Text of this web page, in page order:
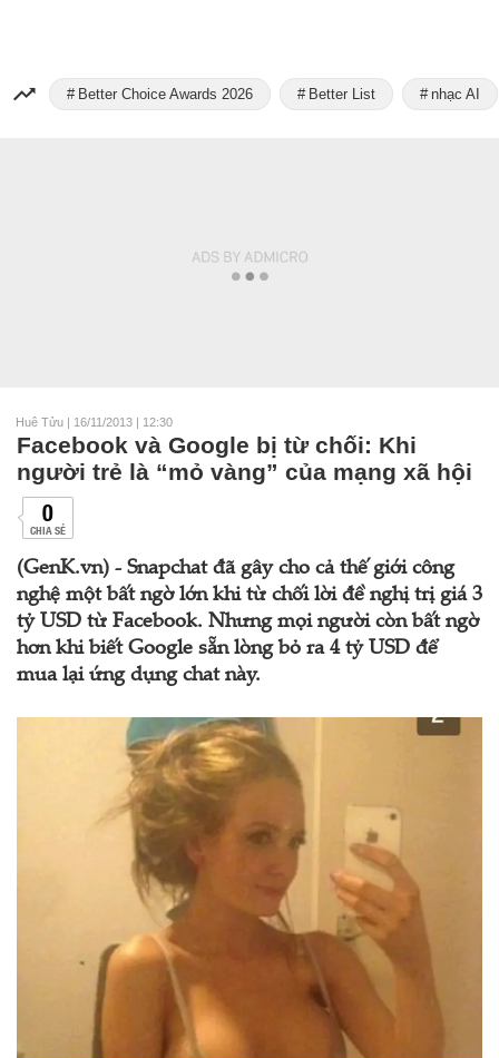
Better Choice Awards 2026 Better List nhạc AI
Huê Tửu | 16/11/2013 | 12:30
Facebook và Google bị từ chối: Khi
người trẻ là “mỏ vàng” của mạng xã hội
0
CHIA SẺ
(GenK.vn) - Snapchat đã gây cho cả thế giới công
nghệ một bất ngờ lớn khi từ chối lời đề nghị trị giá 3
tỷ USD từ Facebook. Nhưng mọi người còn bất ngờ
hơn khi biết Google sẵn lòng bỏ ra 4 tỷ USD để
mua lại ứng dụng chat này.